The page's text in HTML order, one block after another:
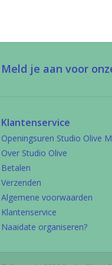
Meld je aan voor
Klantenservice
Openingsuren Studio Olive
Over Studio Olive
Betalen
Verzenden
Algemene voorwaarden
Klantenservice
Naaidate organiseren?